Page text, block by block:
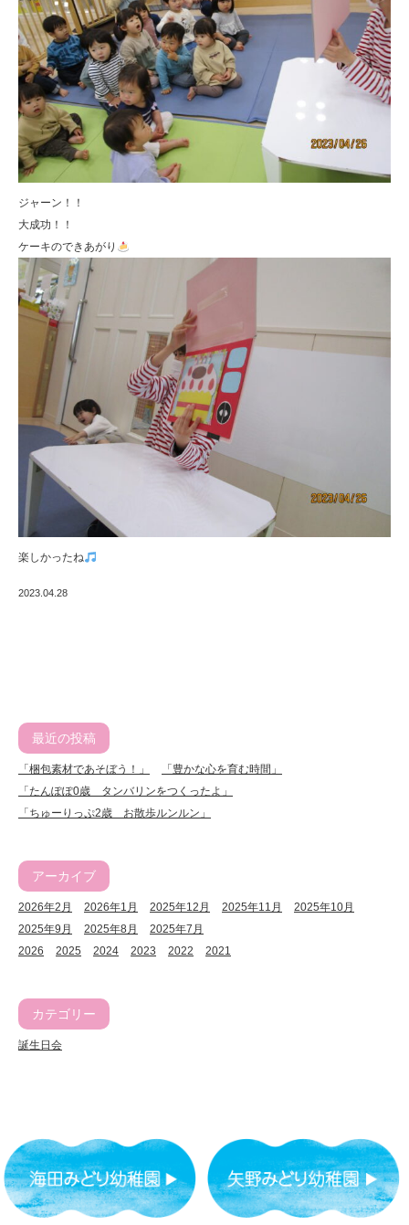
ジャーン！！
大成功！！
ケーキのできあがり
楽しかったね
2023.04.28
最近の投稿
「梱包素材であそぼう！」
「豊かな心を育む時間」
「たんぽぽ0歳 タンバリンをつくったよ」
「ちゅーりっぷ2歳 お散歩ルンルン」
アーカイブ
2026年2月 2026年1月 2025年12月 2025年11月
2025年10月
2025年9月
2025年8月
2025年7月
2026
2025 2024 2023 2022 2021
カテゴリー
誕生日会